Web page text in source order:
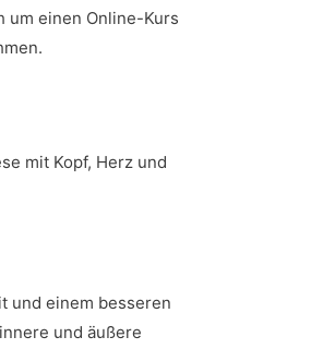
um einen Online-Kurs
mit Kopf, Herz und
und einem besseren
und äußere